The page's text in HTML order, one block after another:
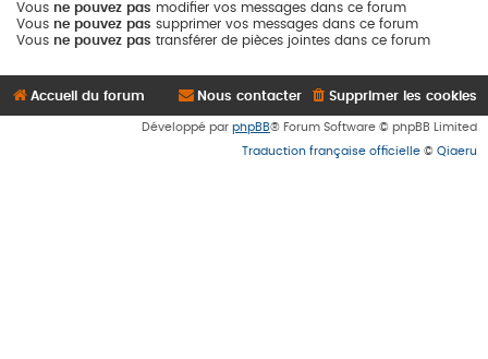
Vous ne pouvez pas modifier vos messages dans ce forum
Vous ne pouvez pas supprimer vos messages dans ce forum
Vous ne pouvez pas transférer de pièces jointes dans ce forum
Accueil du forum Supprimer les cookies
Nous contacter
Développé par phpBB® Forum Software © phpBB Limited
Traduction française officielle © Qiaeru